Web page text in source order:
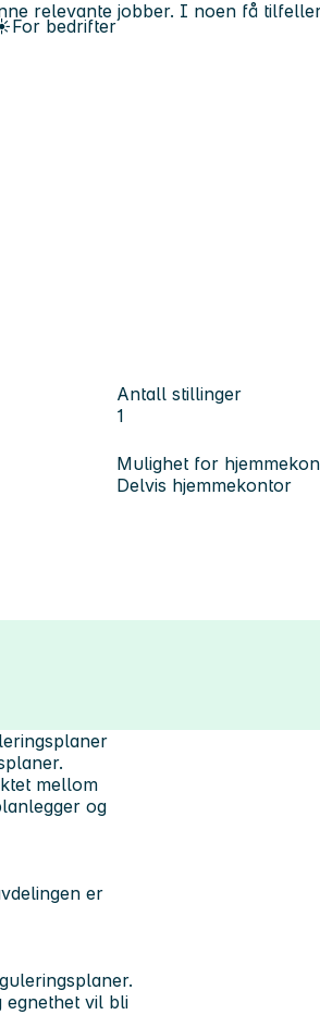
For bedrifter
Antall stillinger
1
Mulighet for
Delvis hjemmekontor
relevante jobber. I noen få
mellom
og
er
egnethet vil bli